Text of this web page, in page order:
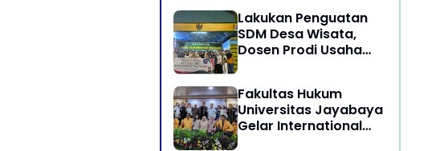
Lakukan Penguatan
SDM Desa Wisata,
Dosen Prodi Usaha
Pengabdian Kepada
Masyarakat di Desa
Wisata Sukamandi
Fakultas Hukum
Universitas Jayabaya
Gelar International